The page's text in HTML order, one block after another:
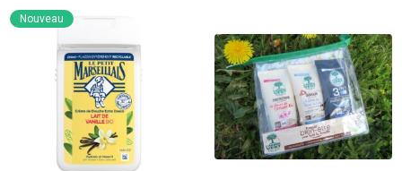
Nettoyant
crémeux
Peroxyde
benzoyle
Nouveau